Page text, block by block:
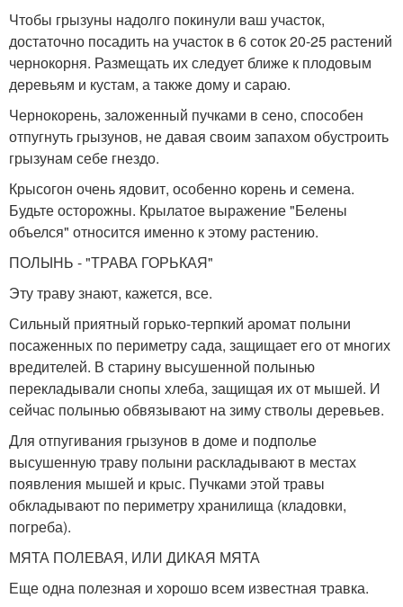
Чтобы грызуны надолго покинули ваш участок,
достаточно посадить на участок в 6 соток 20-25 растений
чернокорня. Размещать их следует ближе к плодовым
деревьям и кустам, а также дому и сараю.
Чернокорень, заложенный пучками в сено, способен
отпугнуть грызунов, не давая своим запахом обустроить
грызунам себе гнездо.
Крысогон очень ядовит, особенно корень и семена.
Будьте осторожны. Крылатое выражение "Белены
объелся" относится именно к этому растению.
ПОЛЫНЬ - "ТРАВА ГОРЬКАЯ"
Эту траву знают, кажется, все.
Сильный приятный горько-терпкий аромат полыни
посаженных по периметру сада, защищает его от многих
вредителей. В старину высушенной полынью
перекладывали снопы хлеба, защищая их от мышей. И
сейчас полынью обвязывают на зиму стволы деревьев.
Для отпугивания грызунов в доме и подполье
высушенную траву полыни раскладывают в местах
появления мышей и крыс. Пучками этой травы
обкладывают по периметру хранилища (кладовки,
погреба).
МЯТА ПОЛЕВАЯ, ИЛИ ДИКАЯ МЯТА
Еще одна полезная и хорошо всем известная травка.